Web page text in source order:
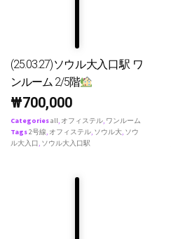
(25.03.27)ソウル大入口駅 ワ
ンルーム 2/5階
₩700,000
Categoriesall, オフィステル, ワンルーム
Tags2号線, オフィステル, ソウル大, ソウ
ル大入口, ソウル大入口駅